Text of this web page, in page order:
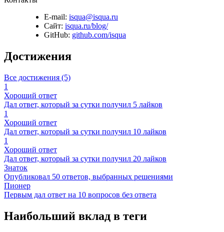
E-mail: isqua@isqua.ru
Сайт: isqua.ru/blog/
GitHub: github.com/isqua
Достижения
Все достижения (5)
1
Хороший ответ
Дал ответ, который за сутки получил 5 лайков
1
Хороший ответ
Дал ответ, который за сутки получил 10 лайков
1
Хороший ответ
Дал ответ, который за сутки получил 20 лайков
Знаток
Опубликовал 50 ответов, выбранных решениями
Пионер
Первым дал ответ на 10 вопросов без ответа
Наибольший вклад в теги